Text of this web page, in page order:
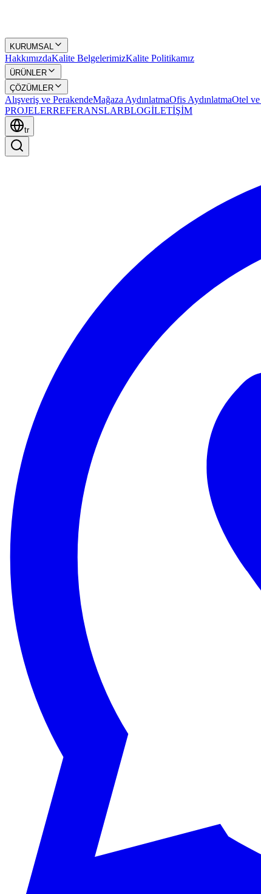
KURUMSAL
HakkımızdaKalite BelgelerimizKalite Politikamız
ÜRÜNLER
ÇÖZÜMLER
Alışveriş ve PerakendeMağaza AydınlatmaOfis AydınlatmaOtel
PROJELERREFERANSLARBLOGİLETİŞİM
tr